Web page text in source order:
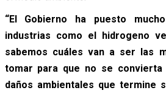
“El Gobierno ha puesto
industrias como el hidrogeno
sabemos cuáles van a ser las
tomar para que no se
daños ambientales que termine